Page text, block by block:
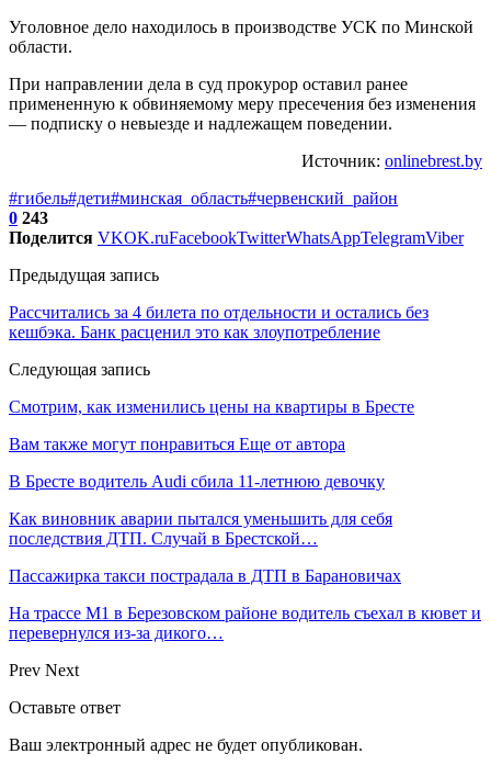
Уголовное дело находилось в производстве УСК по Минской
области.
При направлении дела в суд прокурор оставил ранее
примененную к обвиняемому меру пресечения без изменения
— подписку о невыезде и надлежащем поведении.
Источник: onlinebrest.by
#гибель#дети#минская_область#червенский_район
0 243
Поделится VKOK.ruFacebookTwitterWhatsAppTelegramViber
Предыдущая запись
Рассчитались за 4 билета по отдельности и остались без
кешбэка. Банк расценил это как злоупотребление
Следующая запись
Смотрим, как изменились цены на квартиры в Бресте
Вам также могут понравиться Еще от автора
В Бресте водитель Audi сбила 11-летнюю девочку
Как виновник аварии пытался уменьшить для себя
последствия ДТП. Случай в Брестской…
Пассажирка такси пострадала в ДТП в Барановичах
На трассе М1 в Березовском районе водитель съехал в кювет и
перевернулся из-за дикого…
Prev Next
Оставьте ответ
Ваш электронный адрес не будет опубликован.